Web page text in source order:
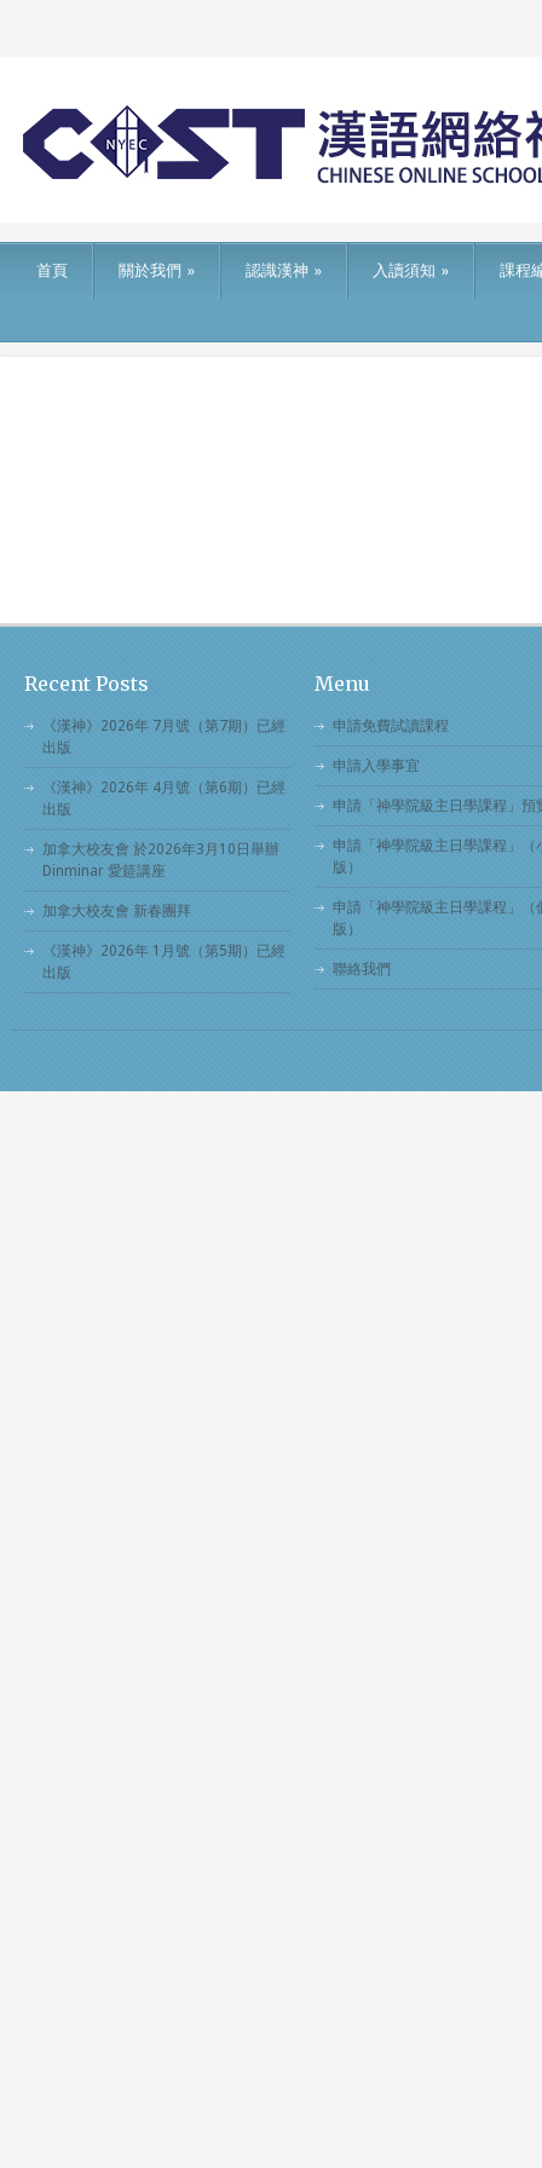
首頁 關於我們 » 認識漢神 » 入讀須知 » 課程
Recent Posts
《漢神》2026年 7月號（第7期）已經
出版
《漢神》2026年 4月號（第6期）已經
出版
加拿大校友會 於2026年3月10日舉辦
Dinminar 愛筵講座
加拿大校友會 新春團拜
《漢神》2026年 1月號（第5期）已經
出版
Menu
申請免費試讀課程
申請入學事宜
申請「神學院級主日學課程」預
申請「神學院級主日學課程」（
版）
申請「神學院級主日學課程」（
版）
聯絡我們